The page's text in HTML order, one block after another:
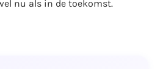
nu als in de toekomst.